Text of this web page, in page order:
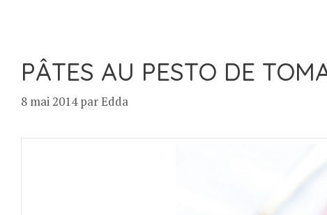
PÂTES AU PESTO DE
8 mai 2014 parEdda